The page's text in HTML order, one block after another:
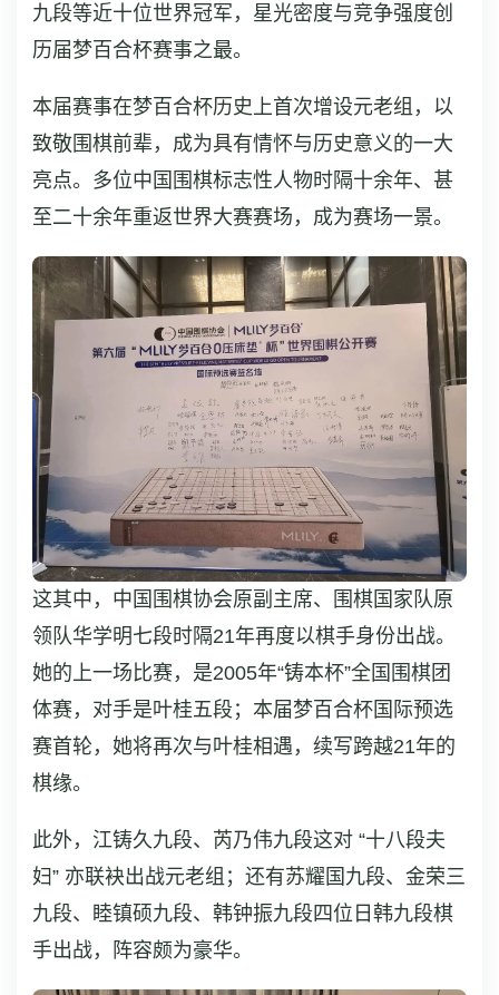
九段等近十位世界冠军，星光密度与竞争强度创
历届梦百合杯赛事之最。
本届赛事在梦百合杯历史上首次增设元老组，以
致敬围棋前辈，成为具有情怀与历史意义的一大
亮点。多位中国围棋标志性人物时隔十余年、甚
至二十余年重返世界大赛赛场，成为赛场一景。
这其中，中国围棋协会原副主席、围棋国家队原
领队华学明七段时隔21年再度以棋手身份出战。
她的上一场比赛，是2005年“铸本杯”全国围棋团
体赛，对手是叶桂五段；本届梦百合杯国际预选
赛首轮，她将再次与叶桂相遇，续写跨越21年的
棋缘。
此外，江铸久九段、芮乃伟九段这对 “十八段夫
妇” 亦联袂出战元老组；还有苏耀国九段、金荣三
九段、睦镇硕九段、韩钟振九段四位日韩九段棋
手出战，阵容颇为豪华。